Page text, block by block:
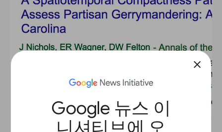
close
Google 뉴스 이
니셔티브에 오